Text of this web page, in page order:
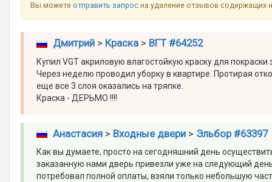
Вы можетеотправить запрос на удаление отзывов
Дмитрий> Краска> ВГТ #64252
Купил VGT акриловую влагостойкую краску для
Через неделю проводил уборку в квартире. Протирая
еще все 3 слоя оказались на тряпке.
Краска - ДЕРЬМО !!!!
Анастасия> Входные двери> Эльбор #63397
Как вы думаете, просто на сегодняшний день
заказанную нами дверь привезли уже на следующий
потребовал полной оплаты, взяли только небольшую